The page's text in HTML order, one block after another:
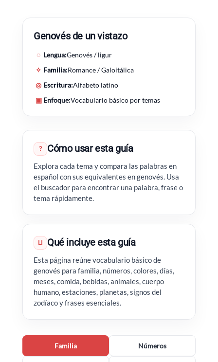
Genovés de un vistazo
◌ Lengua:Genovés / ligur
✧ Familia:Romance / Galoitálica
◎ Escritura:Alfabeto latino
▣ Enfoque:Vocabulario básico por temas
? Cómo usar esta guía
Explora cada tema y compara las palabras en
español con sus equivalentes en genovés. Usa
el buscador para encontrar una palabra, frase o
tema rápidamente.
LI Qué incluye esta guía
Esta página reúne vocabulario básico de
genovés para familia, números, colores, días,
meses, comida, bebidas, animales, cuerpo
humano, estaciones, planetas, signos del
zodíaco y frases esenciales.
Familia Números